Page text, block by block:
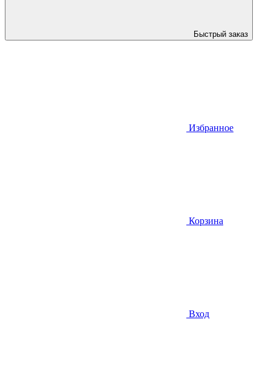
Быстрый заказ
Избранное
Корзина
Вход